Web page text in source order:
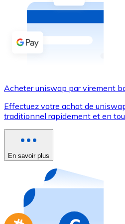
Achetez des
Acheter avec espèces
Virement SEPA
Utilisez les cartes Visa et
Acheter avec carte
Nouveau
Achetez des cartes-
Aller à la boutique de
Acheter uniswap par virement
Effectuez votre achat de
traditionnel rapidement et en
En savoir plus